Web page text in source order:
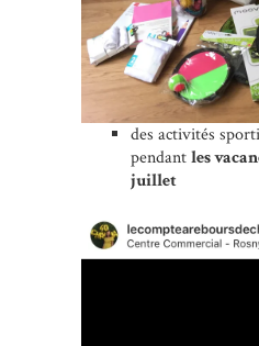
des activités
pendantles
juillet